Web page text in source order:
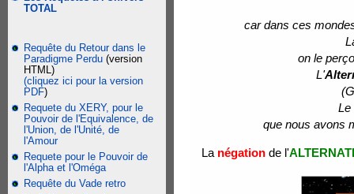
TOTAL
Requête du Retour dans le
Paradigme Perdu (version
HTML)
(cliquez ici pour la version
PDF)
Requete du XERY, pour le
Pouvoir de l'Equivalence, de
l'Union, de l'Unité, de
l'Amour
Requete pour le Pouvoir de
l'Alpha et l'Oméga
Requête du Vade retro
car dans ces
on le
L'
Le
que nous avons
La négation de l'